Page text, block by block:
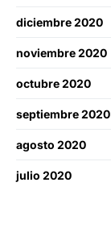
diciembre 2020
noviembre 2020
octubre 2020
septiembre 2020
agosto 2020
julio 2020